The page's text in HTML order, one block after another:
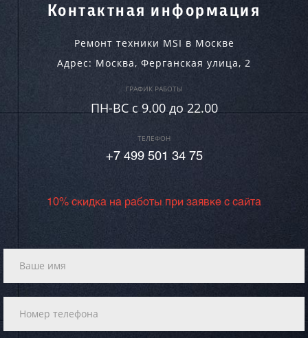
Контактная информация
Ремонт техники MSI в Москве
Адрес: Москва, Ферганская улица, 2
ГРАФИК РАБОТЫ
ПН-ВC c 9.00 до 22.00
ТЕЛЕФОН
+7 499 501 34 75
10% скидка на работы при заявке с сайта